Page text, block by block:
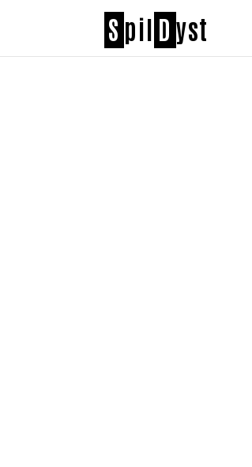
S pil D yst